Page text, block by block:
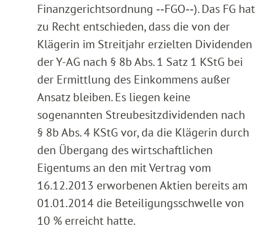
Finanzgerichtsordnung ‑‑FGO‑‑). Das FG hat
zu Recht entschieden, dass die von der
Klägerin im Streitjahr erzielten Dividenden
der Y-AG nach § 8b Abs. 1 Satz 1 KStG bei
der Ermittlung des Einkommens außer
Ansatz bleiben. Es liegen keine
sogenannten Streubesitzdividenden nach
§ 8b Abs. 4 KStG vor, da die Klägerin durch
den Übergang des wirtschaftlichen
Eigentums an den mit Vertrag vom
16.12.2013 erworbenen Aktien bereits am
01.01.2014 die Beteiligungsschwelle von
10 % erreicht hatte.